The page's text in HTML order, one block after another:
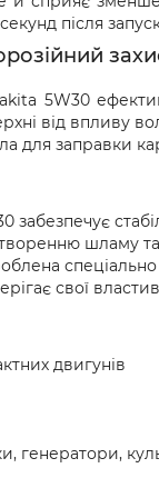
після
5W30
від впливу
для заправки
забезпечує
шламу
свої
двигунів
генератори,